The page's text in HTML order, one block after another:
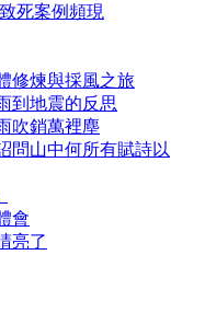
死案例頻現
修煉與採風之旅
到地震的反思
吹銷萬裡塵
問山中何所有賦詩以
會
亮了